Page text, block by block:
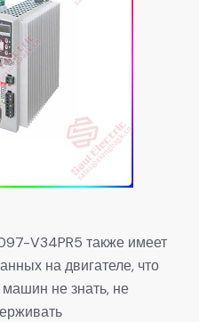
V34PR5 также имеет
на двигателе, что
не знать, не